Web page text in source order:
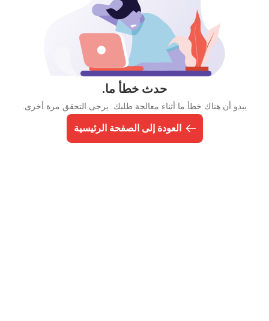
حدث خطأ ما.
يبدو أن هناك خطأ ما أثناء معالجة طلبك. يرجى التحقق مرة أخرى.
العودة إلى الصفحة الرئيسية